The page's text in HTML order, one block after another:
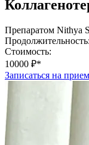
Препаратом Nithya
Стоимость:
10000 ₽*
Записаться на